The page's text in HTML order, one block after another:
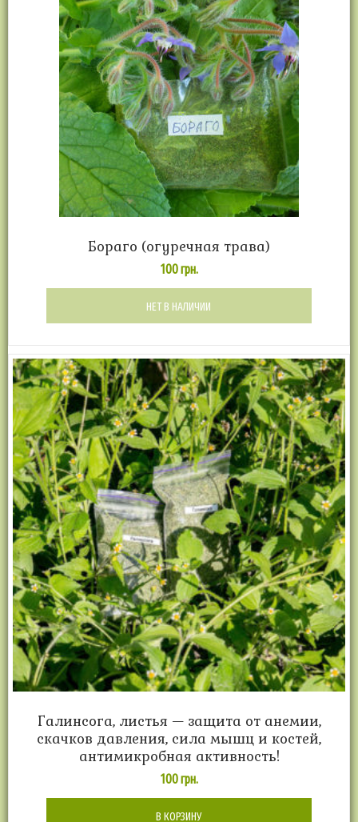
Бораго (огуречная трава)
100грн.
НЕТ В НАЛИЧИИ
Галинсога, листья — защита от анемии,
скачков давления, сила мышц и костей,
антимикробная активность!
100грн.
В КОРЗИНУ